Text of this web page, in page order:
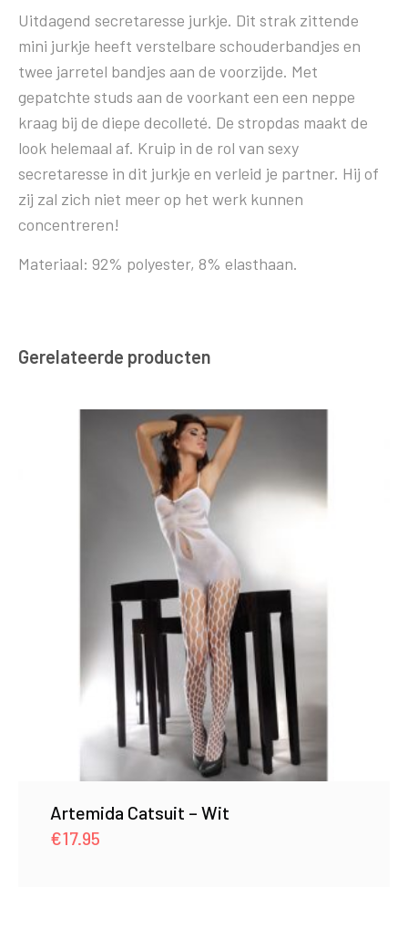
Uitdagend secretaresse jurkje. Dit strak zittende
mini jurkje heeft verstelbare schouderbandjes en
twee jarretel bandjes aan de voorzijde. Met
gepatchte studs aan de voorkant een een neppe
kraag bij de diepe decolleté. De stropdas maakt de
look helemaal af. Kruip in de rol van sexy
secretaresse in dit jurkje en verleid je partner. Hij of
zij zal zich niet meer op het werk kunnen
concentreren!
Materiaal: 92% polyester, 8% elasthaan.
Gerelateerde producten
Artemida Catsuit – Wit
€17.95